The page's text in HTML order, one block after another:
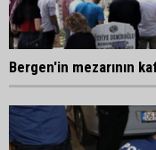
Bergen'in mezarının